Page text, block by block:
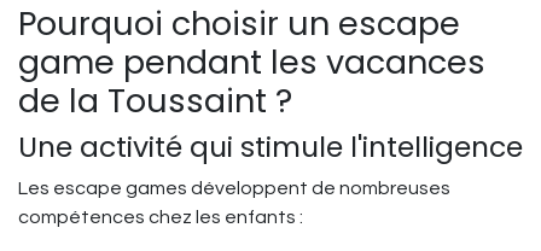
Pourquoi choisir un escape
game pendant les vacances
de la Toussaint ?
Une activité qui stimule l'intelligence
Les escape games développent de nombreuses
compétences chez les enfants :